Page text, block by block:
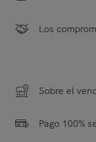
Los
Sobre el
Pago 100%